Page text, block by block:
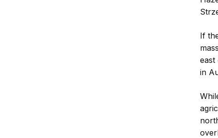
If
east
in